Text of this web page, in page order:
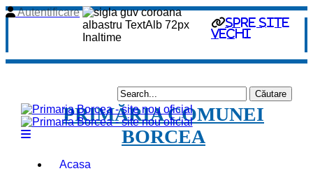
spre site
vechi
Autentificare
PRIMĂRIA COMUNEI
BORCEA
Acasa